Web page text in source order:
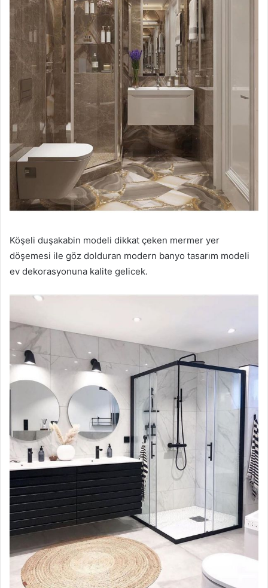
Köşeli duşakabin modeli dikkat çeken mermer yer
döşemesi ile göz dolduran modern banyo tasarım modeli
ev dekorasyonuna kalite gelicek.